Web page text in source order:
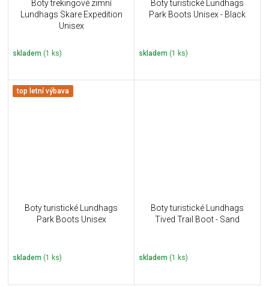
Boty trekingové zimní
Lundhags Skare Expedition
Unisex
skladem (1 ks)
Boty turistické Lundhags
Park Boots Unisex - Black
skladem (1 ks)
top letní výbava
Boty turistické Lundhags
Park Boots Unisex
skladem (1 ks)
Boty turistické Lundhags
Tived Trail Boot - Sand
skladem (1 ks)